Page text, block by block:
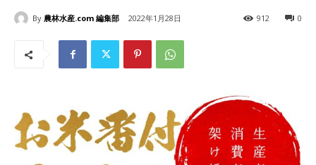
By 農林水産.com 編集部 2022年1月28日 0
912